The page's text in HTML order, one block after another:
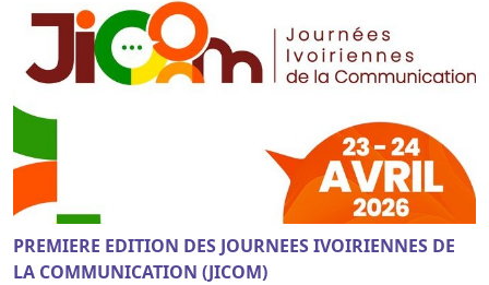
PREMIERE EDITION DES JOURNEES IVOIRIENNES DE
LA COMMUNICATION (JICOM)